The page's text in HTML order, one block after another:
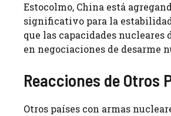
Estocolmo, China está
significativo para la
que las capacidades
en negociaciones de desarme
Reacciones de Otros
Otros países con armas